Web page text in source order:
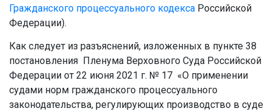
Гражданского процессуального кодекса Российской
Федерации).
Как следует из разъяснений, изложенных в пункте 38
постановления Пленума Верховного Суда Российской
Федерации от 22 июня 2021 г. № 17 «О применении
судами норм гражданского процессуального
законодательства, регулирующих производство в суде